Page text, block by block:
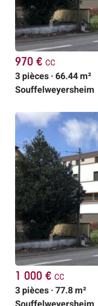
970 € cc
3 pièces · 66.44 m²
Souffelweyersheim
1 000 € cc
3 pièces · 77.8 m²